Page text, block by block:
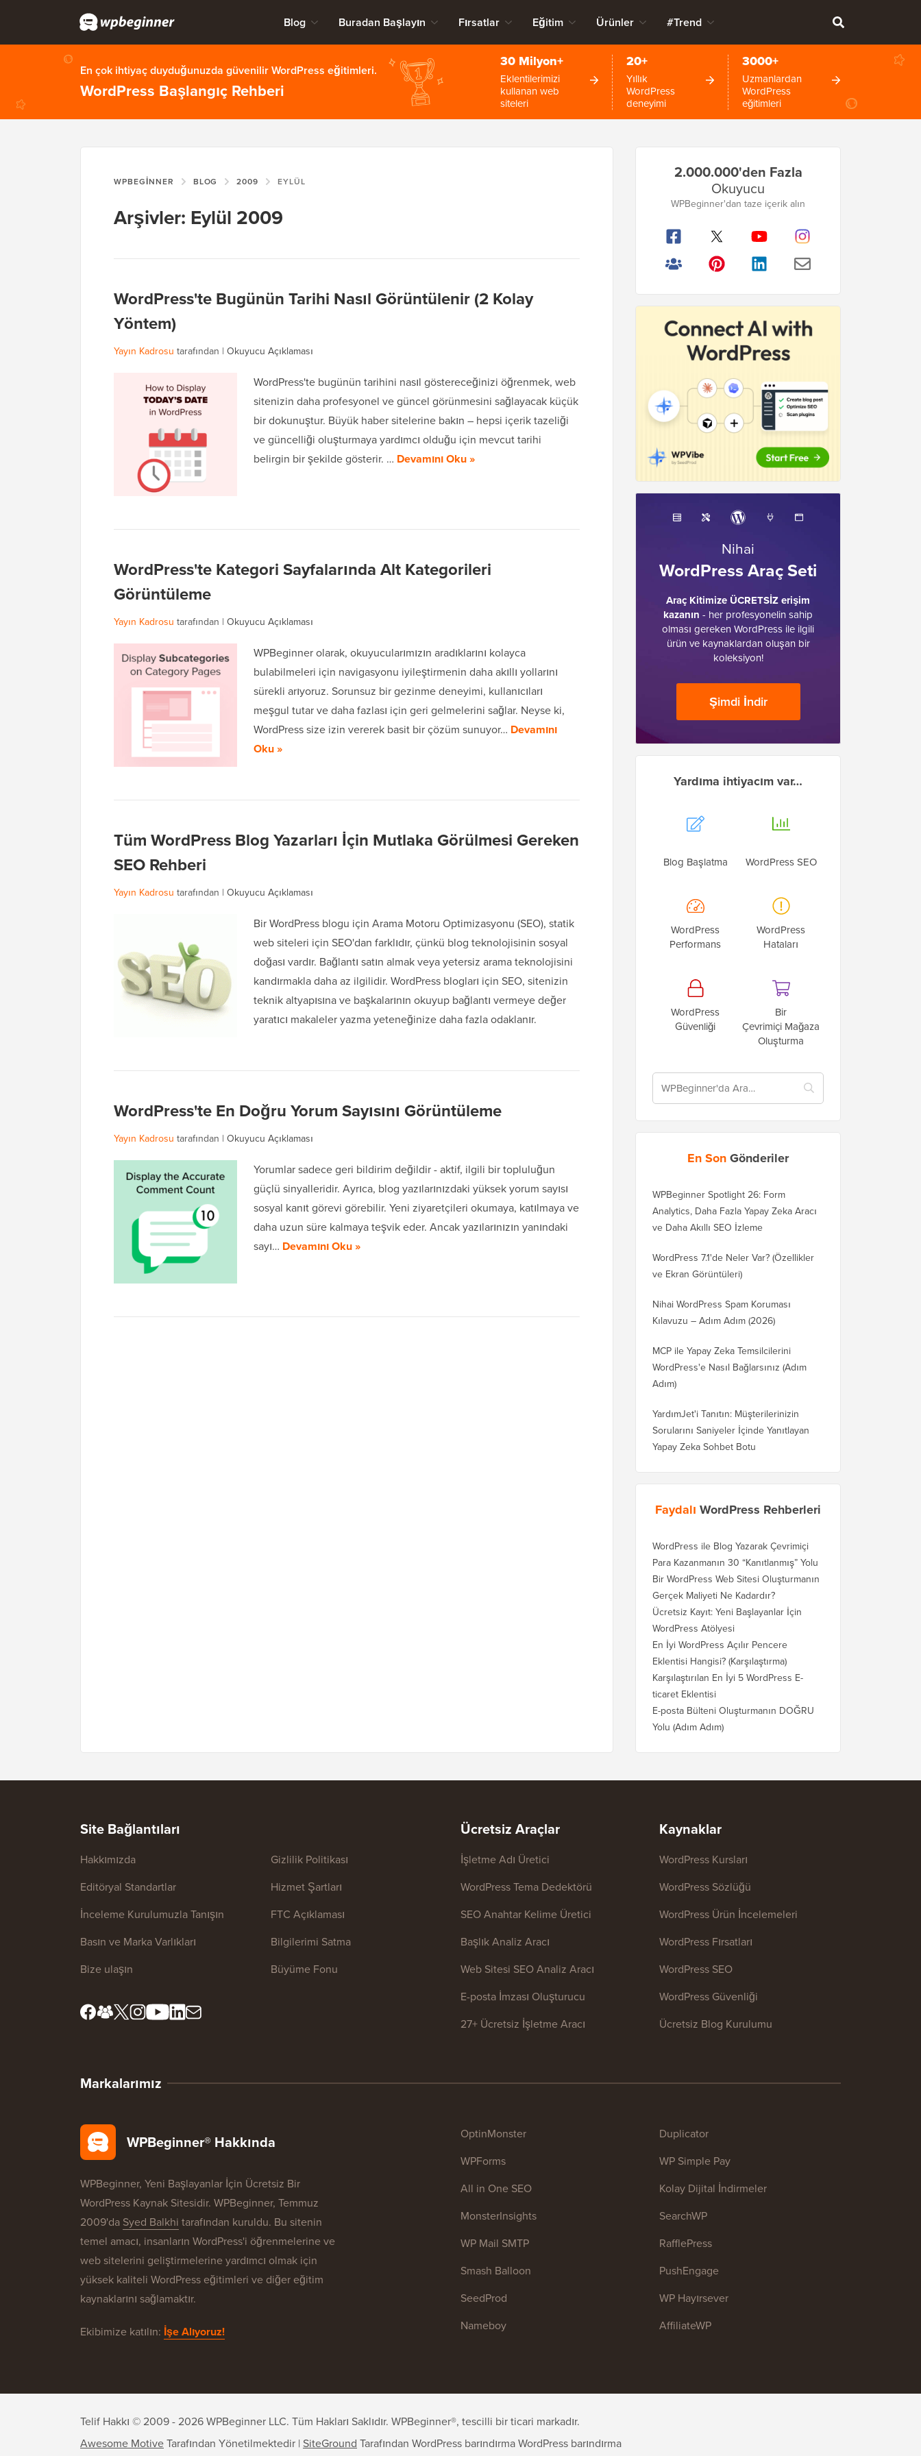
Blog Buradan Başlayın Fırsatlar Eğitim Ürünler #Trend
En çok ihtiyaç duyduğunuzda güvenilir WordPress eğitimleri.
WordPress Başlangıç Rehberi
30 Milyon+
Eklentilerimizi
kullanan web
siteleri
20+
Yıllık
WordPress
deneyimi
3000+
Uzmanlardan
WordPress
eğitimleri
WPBEGINNER BLOG 2009 EYLÜL
Arşivler: Eylül 2009
WordPress'te Bugünün Tarihi Nasıl Görüntülenir (2 Kolay
Yöntem)
Yayın Kadrosu tarafından | Okuyucu Açıklaması
WordPress'te bugünün tarihini nasıl göstereceğinizi öğrenmek, web
sitenizin daha profesyonel ve güncel görünmesini sağlayacak küçük
bir dokunuştur. Büyük haber sitelerine bakın – hepsi içerik tazeliği
ve güncelliği oluşturmaya yardımcı olduğu için mevcut tarihi
belirgin bir şekilde gösterir. … Devamını Oku »
WordPress'te Kategori Sayfalarında Alt Kategorileri
Görüntüleme
Yayın Kadrosu tarafından | Okuyucu Açıklaması
WPBeginner olarak, okuyucularımızın aradıklarını kolayca
bulabilmeleri için navigasyonu iyileştirmenin daha akıllı yollarını
sürekli arıyoruz. Sorunsuz bir gezinme deneyimi, kullanıcıları
meşgul tutar ve daha fazlası için geri gelmelerini sağlar. Neyse ki,
WordPress size izin vererek basit bir çözüm sunuyor… Devamını
Oku »
Tüm WordPress Blog Yazarları İçin Mutlaka Görülmesi Gereken
SEO Rehberi
Yayın Kadrosu tarafından | Okuyucu Açıklaması
Bir WordPress blogu için Arama Motoru Optimizasyonu (SEO), statik
web siteleri için SEO'dan farklıdır, çünkü blog teknolojisinin sosyal
doğası vardır. Bağlantı satın almak veya yetersiz arama teknolojisini
kandırmakla daha az ilgilidir. WordPress blogları için SEO, sitenizin
teknik altyapısına ve başkalarının okuyup bağlantı vermeye değer
yaratıcı makaleler yazma yeteneğinize daha fazla odaklanır.
WordPress'te En Doğru Yorum Sayısını Görüntüleme
Yayın Kadrosu tarafından | Okuyucu Açıklaması
Yorumlar sadece geri bildirim değildir - aktif, ilgili bir topluluğun
güçlü sinyalleridir. Ayrıca, blog yazılarınızdaki yüksek yorum sayısı
sosyal kanıt görevi görebilir. Yeni ziyaretçileri okumaya, katılmaya ve
daha uzun süre kalmaya teşvik eder. Ancak yazılarınızın yanındaki
sayı… Devamını Oku »
Kenar
Çubuğu
2.000.000'den Fazla
Okuyucu
WPBeginner'dan taze içerik alın
Nihai
WordPress Araç Seti
Araç Kitimize ÜCRETSİZ erişim
kazanın - her profesyonelin sahip
olması gereken WordPress ile ilgili
ürün ve kaynaklardan oluşan bir
koleksiyon!
Şimdi İndir
Yardıma ihtiyacım var…
Blog Başlatma WordPress SEO
WordPress
Performans
WordPress
Hataları
WordPress
Güvenliği
Bir
Çevrimiçi Mağaza
Oluşturma
En SonGönderiler
WPBeginner Spotlight 26: Form
Analytics, Daha Fazla Yapay Zeka Aracı
ve Daha Akıllı SEO İzleme
WordPress 7.1'de Neler Var? (Özellikler
ve Ekran Görüntüleri)
Nihai WordPress Spam Koruması
Kılavuzu – Adım Adım (2026)
MCP ile Yapay Zeka Temsilcilerini
WordPress'e Nasıl Bağlarsınız (Adım
Adım)
YardımJet'i Tanıtın: Müşterilerinizin
Sorularını Saniyeler İçinde Yanıtlayan
Yapay Zeka Sohbet Botu
Faydalı WordPress Rehberleri
WordPress ile Blog Yazarak Çevrimiçi
Para Kazanmanın 30 “Kanıtlanmış” Yolu
Bir WordPress Web Sitesi Oluşturmanın
Gerçek Maliyeti Ne Kadardır?
Ücretsiz Kayıt: Yeni Başlayanlar İçin
WordPress Atölyesi
En İyi WordPress Açılır Pencere
Eklentisi Hangisi? (Karşılaştırma)
Karşılaştırılan En İyi 5 WordPress E-
ticaret Eklentisi
E-posta Bülteni Oluşturmanın DOĞRU
Yolu (Adım Adım)
Site Bağlantıları
Hakkımızda
Editöryal Standartlar
İnceleme Kurulumuzla Tanışın
Basın ve Marka Varlıkları
Bize ulaşın
Gizlilik Politikası
Hizmet Şartları
FTC Açıklaması
Bilgilerimi Satma
Büyüme Fonu
Ücretsiz Araçlar
İşletme Adı Üretici
WordPress Tema Dedektörü
SEO Anahtar Kelime Üretici
Başlık Analiz Aracı
Web Sitesi SEO Analiz Aracı
E-posta İmzası Oluşturucu
27+ Ücretsiz İşletme Aracı
Kaynaklar
WordPress Kursları
WordPress Sözlüğü
WordPress Ürün İncelemeleri
WordPress Fırsatları
WordPress SEO
WordPress Güvenliği
Ücretsiz Blog Kurulumu
Markalarımız
WPBeginner® Hakkında
WPBeginner, Yeni Başlayanlar İçin Ücretsiz Bir
WordPress Kaynak Sitesidir. WPBeginner, Temmuz
2009'da Syed Balkhi tarafından kuruldu. Bu sitenin
temel amacı, insanların WordPress'i öğrenmelerine ve
web sitelerini geliştirmelerine yardımcı olmak için
yüksek kaliteli WordPress eğitimleri ve diğer eğitim
kaynaklarını sağlamaktır.
Ekibimize katılın: İşe Alıyoruz!
OptinMonster
WPForms
All in One SEO
MonsterInsights
WP Mail SMTP
Smash Balloon
SeedProd
Nameboy
Duplicator
WP Simple Pay
Kolay Dijital İndirmeler
SearchWP
RafflePress
PushEngage
WP Hayırsever
AffiliateWP
Telif Hakkı © 2009 - 2026 WPBeginner LLC. Tüm Hakları Saklıdır. WPBeginner®, tescilli bir ticari markadır.
Awesome MotiveTarafından Yönetilmektedir | SiteGround Tarafından WordPress barındırmaWordPress barındırma